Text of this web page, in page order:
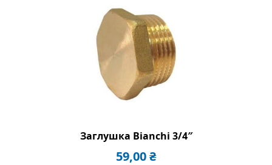
Заглушка Bianchi 3/4″
59,00₴